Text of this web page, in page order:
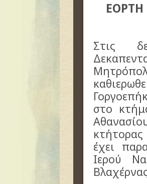
Στις
στο
έχει
Ιερού